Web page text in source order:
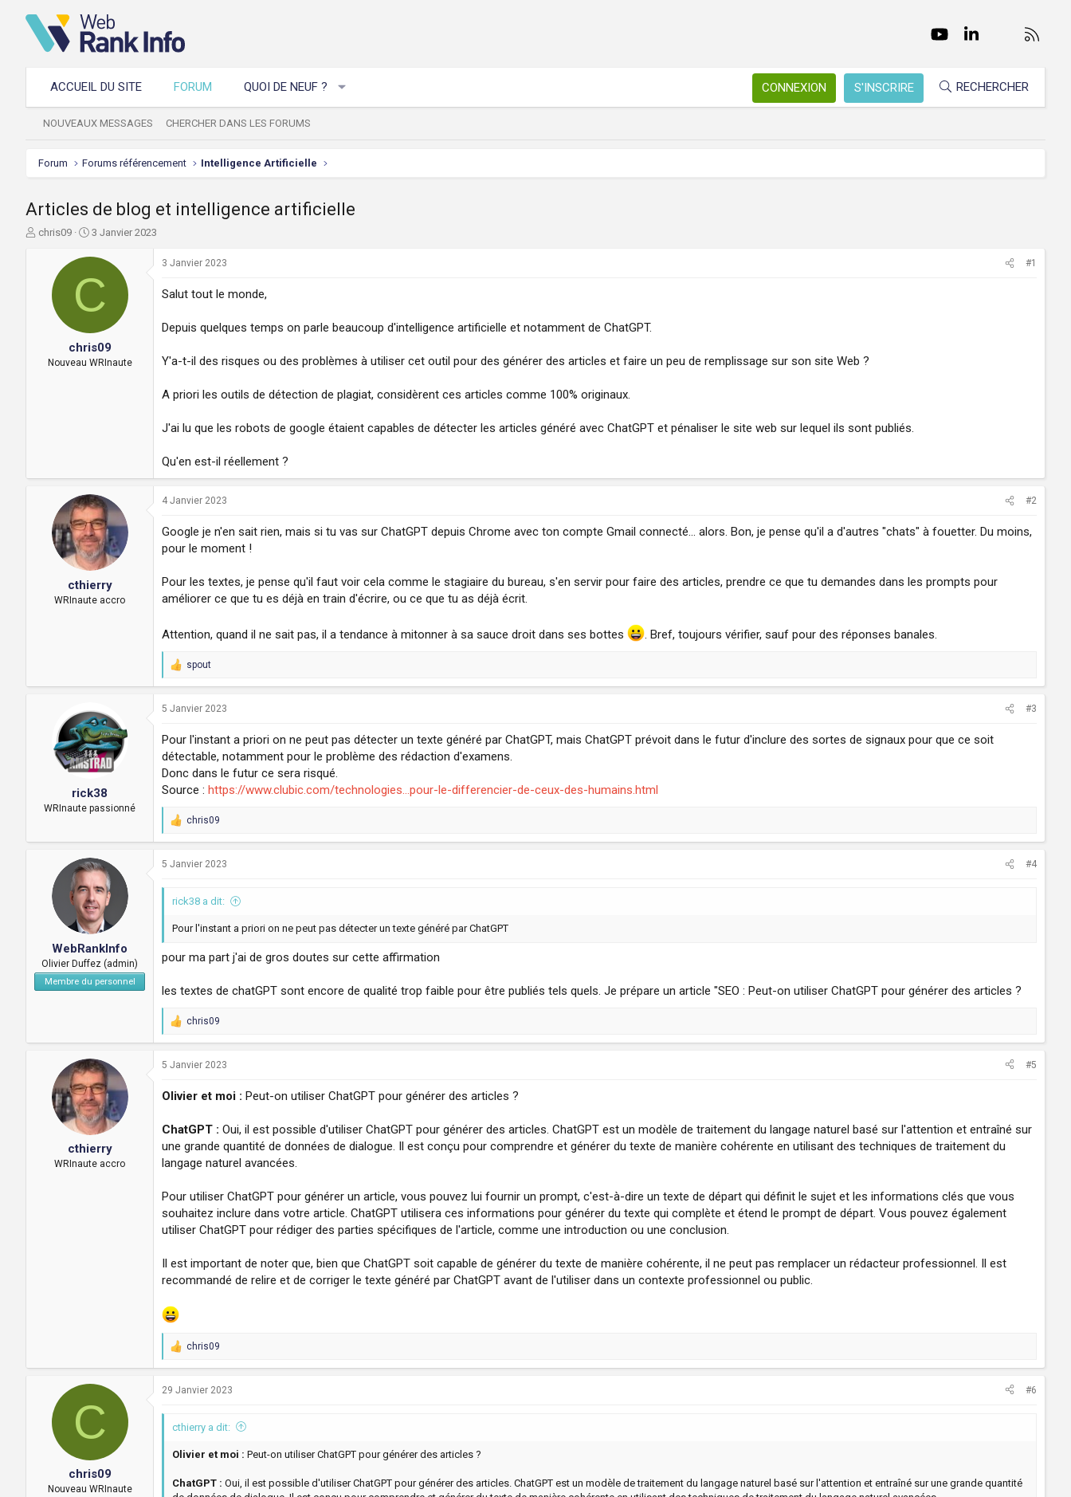
FacebookTwitter youtubeLinkedInNous
ACCUEIL DU SITE FORUM QUOI DE NEUF ? CONNEXION S'INSCRIRE RECHERCHER
NOUVEAUX MESSAGES CHERCHER DANS LES FORUMS
Forum Forums référencement Intelligence Artificielle
Articles de blog et intelligence artificielle
A
i
chris09
D
t
é
b
u
3 Janvier 2023
C
chris09
Nouveau WRInaute
3 Janvier 2023 #1
Salut tout le monde,
Depuis quelques temps on parle beaucoup d'intelligence artificielle et notamment de ChatGPT.
Y'a-t-il des risques ou des problèmes à utiliser cet outil pour des générer des articles et faire un peu de remplissage sur son site Web ?
A priori les outils de détection de plagiat, considèrent ces articles comme 100% originaux.
J'ai lu que les robots de google étaient capables de détecter les articles généré avec ChatGPT et pénaliser le site web sur lequel ils sont publiés.
Qu'en est-il réellement ?
cthierry
WRInaute accro
4 Janvier 2023 #2
Google je n'en sait rien, mais si tu vas sur ChatGPT depuis Chrome avec ton compte Gmail connecté... alors. Bon, je pense qu'il a d'autres "chats" à fouetter. Du moins,
pour le moment !
Pour les textes, je pense qu'il faut voir cela comme le stagiaire du bureau, s'en servir pour faire des articles, prendre ce que tu demandes dans les prompts pour
améliorer ce que tu es déjà en train d'écrire, ou ce que tu as déjà écrit.
Attention, quand il ne sait pas, il a tendance à mitonner à sa sauce droit dans ses bottes . Bref, toujours vérifier, sauf pour des réponses banales.
R
c
o
n
s
spout
rick38
WRInaute passionné
5 Janvier 2023 #3
Pour l'instant a priori on ne peut pas détecter un texte généré par ChatGPT, mais ChatGPT prévoit dans le futur d'inclure des sortes de signaux pour que ce soit
détectable, notamment pour le problème des rédaction d'examens.
Donc dans le futur ce sera risqué.
Source : https://www.clubic.com/technologies...pour-le-differencier-de-ceux-des-humains.html
R
c
o
s
chris09
WebRankInfo
Olivier Duffez (admin)
Membre du personnel
5 Janvier 2023 #4
rick38 a dit:
Pour l'instant a priori on ne peut pas détecter un texte généré par ChatGPT
pour ma part j'ai de gros doutes sur cette affirmation
les textes de chatGPT sont encore de qualité trop faible pour être publiés tels quels. Je prépare un article "SEO : Peut-on utiliser ChatGPT pour générer des articles ?
R
c
o
s
chris09
cthierry
WRInaute accro
5 Janvier 2023 #5
Olivier et moi : Peut-on utiliser ChatGPT pour générer des articles ?
ChatGPT : Oui, il est possible d'utiliser ChatGPT pour générer des articles. ChatGPT est un modèle de traitement du langage naturel basé sur l'attention et entraîné sur
une grande quantité de données de dialogue. Il est conçu pour comprendre et générer du texte de manière cohérente en utilisant des techniques de traitement du
langage naturel avancées.
Pour utiliser ChatGPT pour générer un article, vous pouvez lui fournir un prompt, c'est-à-dire un texte de départ qui définit le sujet et les informations clés que vous
souhaitez inclure dans votre article. ChatGPT utilisera ces informations pour générer du texte qui complète et étend le prompt de départ. Vous pouvez également
utiliser ChatGPT pour rédiger des parties spécifiques de l'article, comme une introduction ou une conclusion.
Il est important de noter que, bien que ChatGPT soit capable de générer du texte de manière cohérente, il ne peut pas remplacer un rédacteur professionnel. Il est
recommandé de relire et de corriger le texte généré par ChatGPT avant de l'utiliser dans un contexte professionnel ou public.
R
c
o
s
chris09
C
chris09
Nouveau WRInaute
29 Janvier 2023 #6
cthierry a dit:
Olivier et moi : Peut-on utiliser ChatGPT pour générer des articles ?
ChatGPT : Oui, il est possible d'utiliser ChatGPT pour générer des articles. ChatGPT est un modèle de traitement du langage naturel basé sur l'attention et entraîné sur une grande quantité